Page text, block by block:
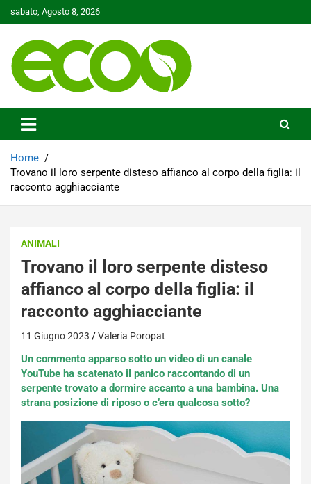
to
sabato, Agosto 8, 2026
Ecoo.it
Home
Trovano il loro serpente disteso affianco al corpo della figlia: il
racconto agghiacciante
ANIMALI
Trovano il loro serpente disteso
affianco al corpo della figlia: il
racconto agghiacciante
11 Giugno 2023 Valeria Poropat
Un commento apparso sotto un video di un canale
YouTube ha scatenato il panico raccontando di un
serpente trovato a dormire accanto a una bambina. Una
strana posizione di riposo o c’era qualcosa sotto?